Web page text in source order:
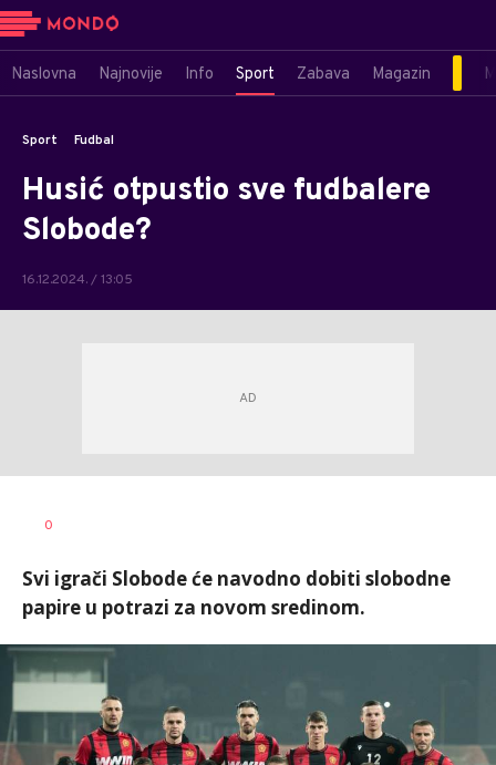
Naslovna Najnovije Info Sport Zabava Magazin
Sport Fudbal
Husić otpustio sve fudbalere
Slobode?
16.12.2024. / 13:05
AUTOR
0
Svi igrači Slobode će navodno dobiti slobodne
papire u potrazi za novom sredinom.